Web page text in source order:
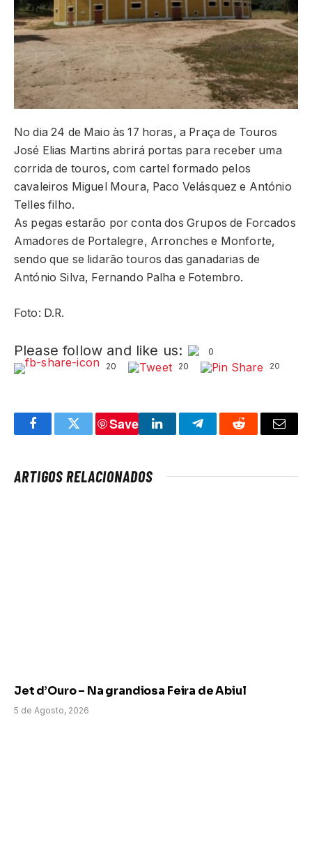
No dia 24 de Maio às 17 horas, a Praça de Touros
José Elias Martins abrirá portas para receber uma
corrida de touros, com cartel formado pelos
cavaleiros Miguel Moura, Paco Velásquez e António
Telles filho.
As pegas estarão por conta dos Grupos de Forcados
Amadores de Portalegre, Arronches e Monforte,
sendo que se lidarão touros das ganadarias de
António Silva, Fernando Palha e Fotembro.
Foto: D.R.
Please follow and like us:
0
20
20 20
FacebookTwitter
Save
LinkedInTelegramReddit Email
ARTIGOS RELACIONADOS
Jet d’Ouro – Na grandiosa Feira de Abiul
5 de Agosto, 2026